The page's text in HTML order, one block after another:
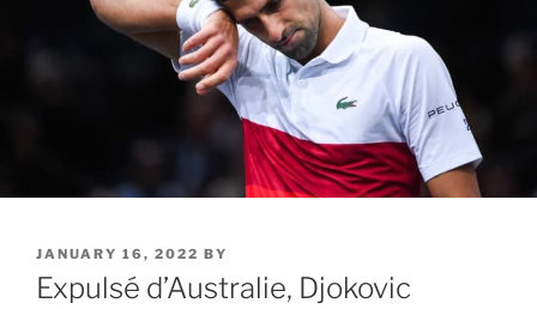
POSTED
ON
JANUARY 16, 2022 BY
Expulsé d’Australie, Djokovic